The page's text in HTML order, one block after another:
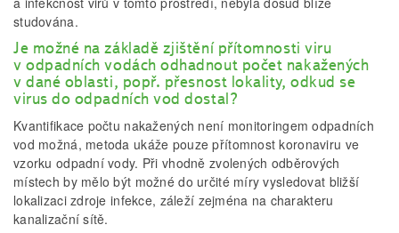
studována.
Je možné na základě zjištění přítomnosti viru
v odpadních vodách odhadnout počet nakažených
v dané oblasti, popř. přesnost lokality, odkud se
virus do odpadních vod dostal?
Kvantifikace počtu nakažených není monitoringem odpadních
vod možná, metoda ukáže pouze přítomnost koronaviru ve
vzorku odpadní vody. Při vhodně zvolených odběrových
místech by mělo být možné do určité míry vysledovat bližší
lokalizaci zdroje infekce, záleží zejména na charakteru
kanalizační sítě.